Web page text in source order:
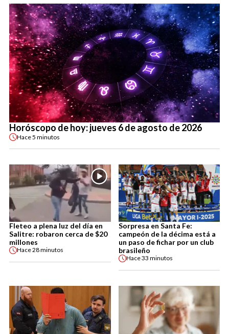
Horóscopo de hoy: jueves 6 de agosto de 2026
Hace5 minutos
Fleteo a plena luz del día en
Salitre: robaron cerca de $20
millones
Hace28 minutos
Sorpresa en Santa Fe:
campeón de la décima está a
un paso de fichar por un club
brasileño
Hace33 minutos